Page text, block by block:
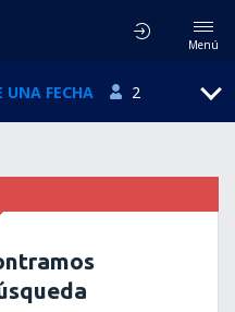
Menú
UNA FECHA 2